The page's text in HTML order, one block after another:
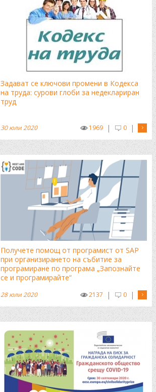
Задават се ключови промени в Кодекса
на труда: сурови глоби за недеклариран
труд
|
0
|
1969
30 юли 2020
Получете помощ от програмист от SAP
при организирането на събитие за
програмиране по програма „Запознайте
се и програмирайте“
|
0
|
2137
28 юли 2020